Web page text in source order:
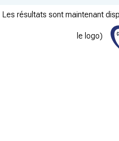
Les résultats sont maintenant
le logo)